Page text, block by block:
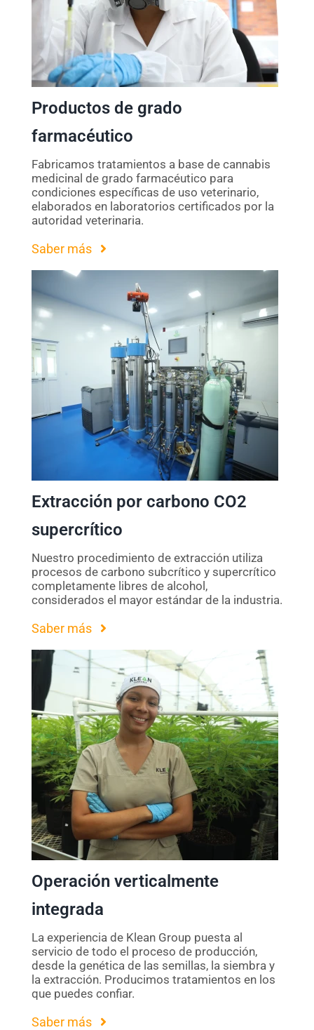
Productos de grado
farmacéutico
Fabricamos tratamientos a base de cannabis
medicinal de grado farmacéutico para
condiciones específicas de uso veterinario,
elaborados en laboratorios certificados por la
autoridad veterinaria.
Saber más
Extracción por carbono CO2
supercrítico
Nuestro procedimiento de extracción utiliza
procesos de carbono subcrítico y supercrítico
completamente libres de alcohol,
considerados el mayor estándar de la industria.
Saber más
Operación verticalmente
integrada
La experiencia de Klean Group puesta al
servicio de todo el proceso de producción,
desde la genética de las semillas, la siembra y
la extracción. Producimos tratamientos en los
que puedes confiar.
Saber más